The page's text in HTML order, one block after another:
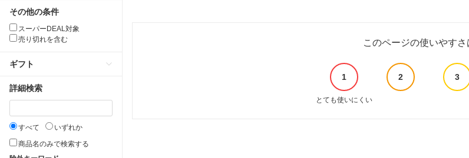
その他の条件
スーパーDEAL対象
売り切れを含む
ギフト
詳細検索
すべて
いずれか
商品名のみで検索する
このページの使いやす
1 2 3
とても使いにくい